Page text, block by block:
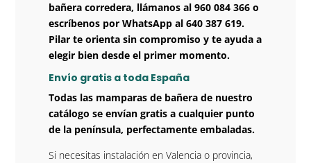
bañera corredera, llámanos al 960 084 366 o
escríbenos por WhatsApp al 640 387 619.
Pilar te orienta sin compromiso y te ayuda a
elegir bien desde el primer momento.
Envío gratis a toda España
Todas las mamparas de bañera de nuestro
catálogo se envían gratis a cualquier punto
de la península, perfectamente embaladas.
Si necesitas instalación en Valencia o provincia,